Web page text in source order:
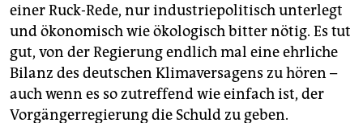
einer Ruck-Rede, nur industriepolitisch unterlegt
und ökonomisch wie ökologisch bitter nötig. Es tut
gut, von der Regierung endlich mal eine ehrliche
Bilanz des deutschen Klimaversagens zu hören –
auch wenn es so zutreffend wie einfach ist, der
Vorgängerregierung die Schuld zu geben.